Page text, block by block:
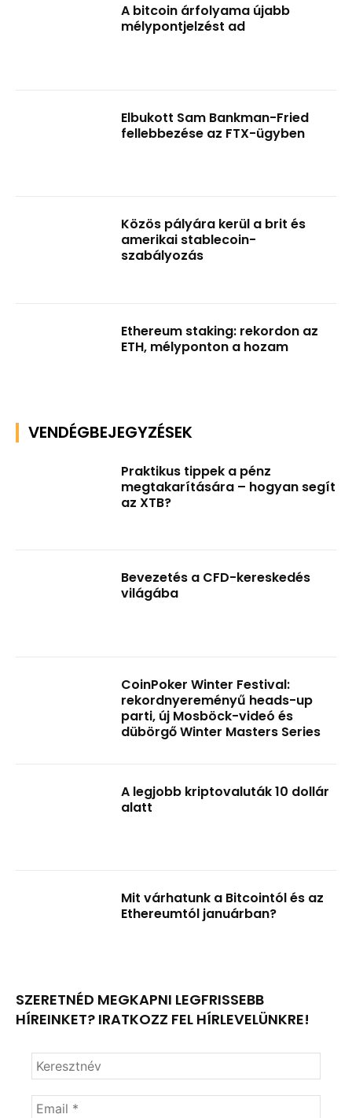
A bitcoin árfolyama újabb
mélypontjelzést ad
Elbukott Sam Bankman-Fried
fellebbezése az FTX-ügyben
Közös pályára kerül a brit és
amerikai stablecoin-
szabályozás
Ethereum staking: rekordon az
ETH, mélyponton a hozam
VENDÉGBEJEGYZÉSEK
Praktikus tippek a pénz
megtakarítására – hogyan segít
az XTB?
Bevezetés a CFD-kereskedés
világába
CoinPoker Winter Festival:
rekordnyereményű heads-up
parti, új Mosböck-videó és
dübörgő Winter Masters Series
A legjobb kriptovaluták 10 dollár
alatt
Mit várhatunk a Bitcointól és az
Ethereumtól januárban?
SZERETNÉD MEGKAPNI LEGFRISSEBB
HÍREINKET? IRATKOZZ FEL HÍRLEVELÜNKRE!